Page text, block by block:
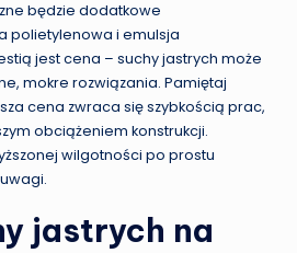
będzie dodatkowe
polietylenowa i emulsja
jest cena – suchy jastrych może
mokre rozwiązania. Pamiętaj
cena zwraca się szybkością prac,
obciążeniem konstrukcji.
wilgotności po prostu
jastrych na